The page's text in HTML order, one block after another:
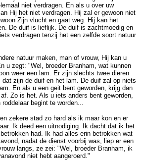
niet verdragen. En als u over uw
Hij het niet verdragen. Hij zal er gewoon niet
Zijn vlucht en gaat weg. Hij kan het
De duif is lieflijk. De duif is zachtmoedig en
verdragen tenzij het een zelfde soort natuur
natuur maken, man of vrouw, Hij kan u
u zegt: "Wel, broeder Branham, wat kunnen
weer een lam. Er zijn slechts twee dieren
zijn de duif en het lam. De duif zal op niets
En als u een geit bent geworden, krijg dan
Zo is het. Als u iets anders bent geworden,
begint te worden...
zekere stad zo hard als ik maar kon en er
Ik deed een uitnodiging. Ik dacht dat ik het
had. Ik had alles erin betrokken wat
nadat de dienst voorbij was, liep er een
langs, ze zei: "Wel, broeder Branham, ik
niet hebt aangeroerd."